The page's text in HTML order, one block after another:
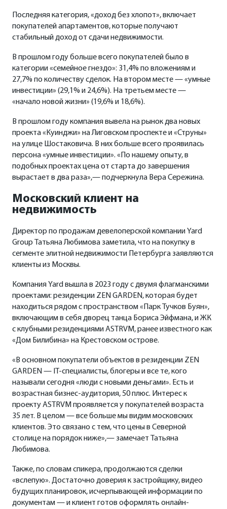
Последняя категория, «доход без хлопот», включает
покупателей апартаментов, которые получают
стабильный доход от сдачи недвижимости.
В прошлом году больше всего покупателей было в
категории «семейное гнездо»: 31,4% по вложениям и
27,7% по количеству сделок. На втором месте — «умные
инвестиции» (29,1% и 24,6%). На третьем месте —
«начало новой жизни» (19,6% и 18,6%).
В прошлом году компания вывела на рынок два новых
проекта «Куинджи» на Лиговском проспекте и «Струны»
на улице Шостаковича. В них больше всего проявилась
персона «умные инвестиции». «По нашему опыту, в
подобных проектах цена от старта до завершения
вырастает в два раза»,— подчеркнула Вера Сережина.
Московский клиент на
недвижимость
Директор по продажам девелоперской компании Yard
Group Татьяна Любимова заметила, что на покупку в
сегменте элитной недвижимости Петербурга заявляются
клиенты из Москвы.
Компания Yard вышла в 2023 году с двумя флагманскими
проектами: резиденции ZEN GARDEN, которая будет
находиться рядом с пространством «Парк Тучков Буян»,
включающим в себя дворец танца Бориса Эйфмана, и ЖК
с клубными резиденциями ASTRVM, ранее известного как
«Дом Билибина» на Крестовском острове.
«В основном покупатели объектов в резиденции ZEN
GARDEN — IT-специалисты, блогеры и все те, кого
называли сегодня «люди с новыми деньгами». Есть и
возрастная бизнес-аудитория, 50 плюс. Интерес к
проекту ASTRVM проявляется у покупателей возраста
35 лет. В целом — все больше мы видим московских
клиентов. Это связано с тем, что цены в Северной
столице на порядок ниже»,— замечает Татьяна
Любимова.
Также, по словам спикера, продолжаются сделки
«вслепую». Достаточно доверия к застройщику, видео
будущих планировок, исчерпывающей информации по
документам — и клиент готов оформлять онлайн-